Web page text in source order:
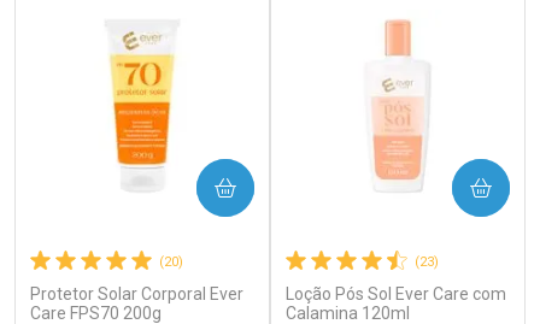
(20)
Protetor Solar Corporal Ever
Care FPS70 200g
COMPRAR
(23)
Loção Pós Sol Ever Care com
Calamina 120ml
COMPRAR